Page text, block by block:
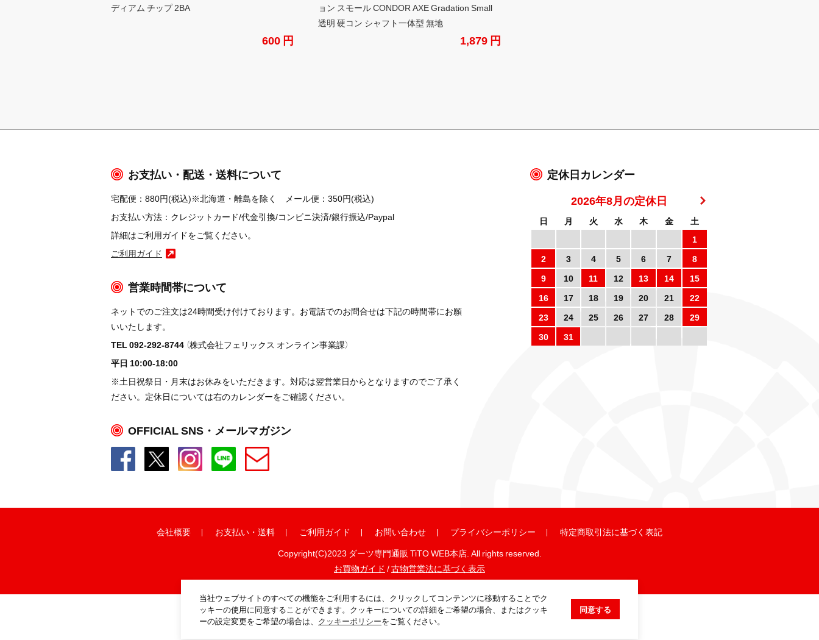
ディアム チップ 2BA
600 円
ョン スモール CONDOR AXE Gradation Small
透明 硬コン シャフト一体型 無地
1,879 円
当社ウェブサイトのすべての機能をご利用するには、クリックしてコンテンツに移動することでク
ッキーの使用に同意することができます。クッキーについての詳細をご希望の場合、またはクッキ
ーの設定変更をご希望の場合は、 クッキーポリシーをご覧ください。
同意する
お支払い・配送・送料について
宅配便：880円(税込)※北海道・離島を除く メール便：350円(税込)
お支払い方法：クレジットカード/代金引換/コンビニ決済/銀行振込/Paypal
詳細はご利用ガイドをご覧ください。
ご利用ガイド
営業時間帯について
ネットでのご注文は24時間受け付けております。お電話でのお問合せは下記の時間帯にお願
いいたします。
TEL 092-292-8744 （株式会社フェリックス オンライン事業課）
平日 10:00-18:00
※土日祝祭日・月末はお休みをいただきます。対応は翌営業日からとなりますのでご了承く
ださい。定休日については右のカレンダーをご確認ください。
OFFICIAL SNS・メールマガジン
定休日カレンダー
2026年8月の定休日
日 月 火 水 木 金
土
1
2
3 4 5 6 7
8
9
10 11 12 13 14
15
16
17 18 19 20 21
22
23
24 25 26 27 28
29
30
31
会社概要 お支払い ・ 送料 ご利用ガイド お問い合わせ プライバシーポリシー
特定商取引法に基づく表記
Copyright(C)2023 ダーツ専門通販 TiTO WEB本店. All rights reserved.
お買物ガイド /古物営業法に基づく表示